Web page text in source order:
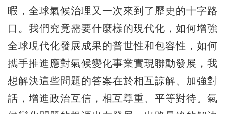
暇，全球氣候治理又一次來到了歷史的十字路
口。我們究竟需要什麼樣的現代化，如何增強
全球現代化發展成果的普世性和包容性，如何
攜手推進應對氣候變化事業實現聯動發展，我
想解決這些問題的答案在於相互諒解、加強對
話，增進政治互信，相互尊重、平等對待。氣